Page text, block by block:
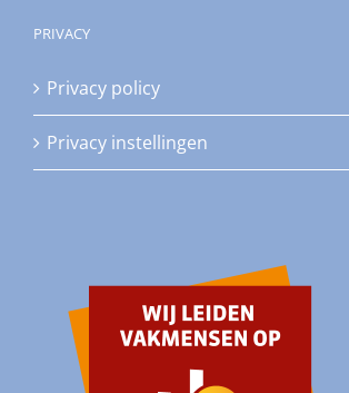
PRIVACY
Privacy policy
Privacy instellingen